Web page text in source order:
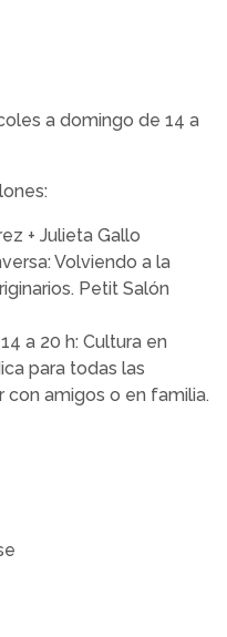
a domingo de 14 a
+ Julieta Gallo
Volviendo a la
Petit Salón
a 20 h: Cultura en
para todas las
con amigos o en familia.